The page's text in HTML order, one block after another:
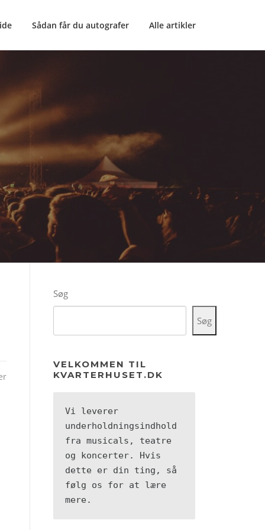
Sådan får du autografer Alle artikler
Søg
Søg
VELKOMMEN TIL
KVARTERHUSET.DK
Vi leverer
underholdningsindhold
fra musicals, teatre
og koncerter. Hvis
dette er din ting, så
følg os for at lære
mere.